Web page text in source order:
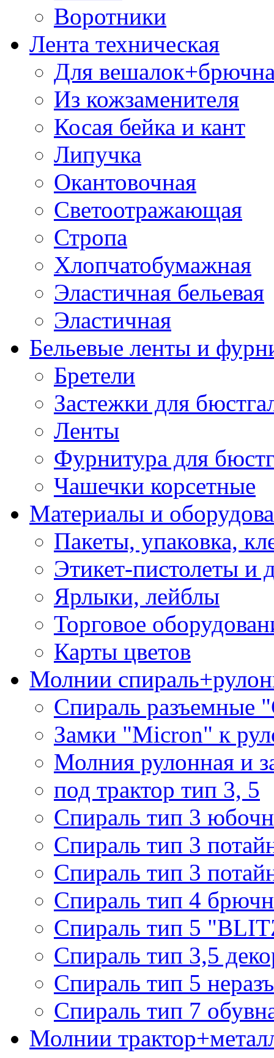
Воротники
Лента техническая
Для
Из кожзаменителя
Косая бейка и кант
Липучка
Окантовочная
Светоотражающая
Стропа
Хлопчатобумажная
Эластичная бельевая
Эластичная
Бельевые ленты и
Бретели
Застежки для
Ленты
Фурнитура для
Чашечки корсетные
Материалы и
Пакеты, упаковка,
Этикет-пистолеты и
Ярлыки, лейблы
Торговое
Карты цветов
Молнии
Спираль разъемные
Замки "Micron" к
Молния рулонная и
под трактор тип 3, 5
Спираль тип 3
Спираль тип 3
Спираль тип 3
Спираль тип 4
Спираль тип 5
Спираль тип 3,5
Спираль тип 5
Спираль тип 7
Молнии